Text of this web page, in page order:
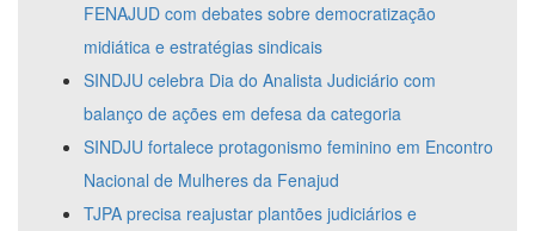
FENAJUD com debates sobre democratização
midiática e estratégias sindicais
SINDJU celebra Dia do Analista Judiciário com
balanço de ações em defesa da categoria
SINDJU fortalece protagonismo feminino em Encontro
Nacional de Mulheres da Fenajud
TJPA precisa reajustar plantões judiciários e